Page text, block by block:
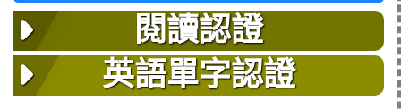
閱讀認證
英語單字認證